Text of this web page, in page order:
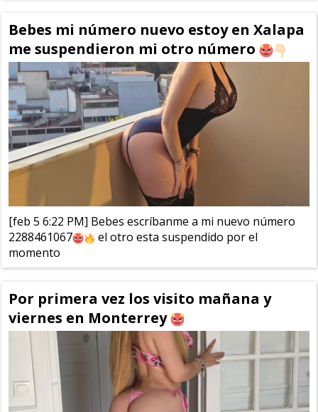
Bebes mi número nuevo estoy en Xalapa
me suspendieron mi otro número
[feb 5 6:22 PM] Bebes escríbanme a mi nuevo número
2288461067
el otro esta suspendido por el
momento
Por primera vez los visito mañana y
viernes en Monterrey